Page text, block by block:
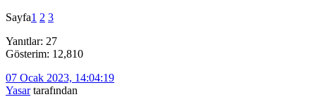
Sayfa1 2 3
Yanıtlar: 27
Gösterim: 12,810
07 Ocak 2023, 14:04:19
Yasartarafından